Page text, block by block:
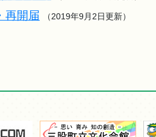
再開届 （2019年9月2日更新）